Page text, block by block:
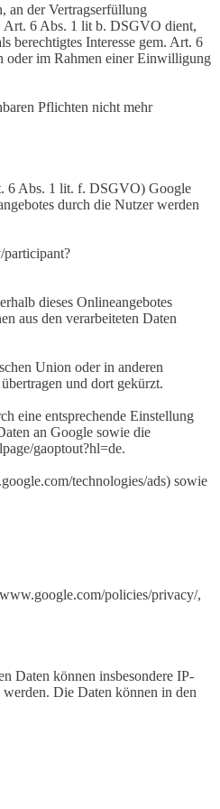
an der Vertragserfüllung
Art. 6 Abs. 1 lit b. DSGVO dient,
berechtigtes Interesse gem. Art. 6
oder im Rahmen einer Einwilligung
Pflichten nicht mehr
6 Abs. 1 lit. f. DSGVO) Google
durch die Nutzer werden
dieses Onlineangebotes
aus den verarbeiteten Daten
Union oder in anderen
und dort gekürzt.
eine entsprechende Einstellung
an Google sowie die
gaoptout?hl=de.
technologies/ads) sowie
policies/privacy/,
Daten können insbesondere IP-
Die Daten können in den